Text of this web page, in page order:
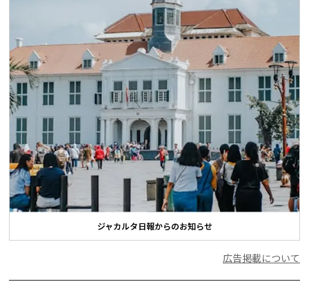
ジャカルタ日報からのお知らせ
広告掲載について